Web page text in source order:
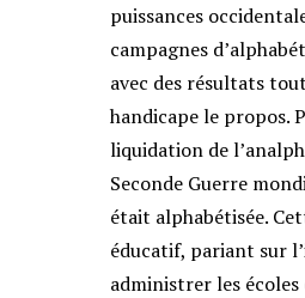
puissances
campagnes
avec des résultats
handicape le propos.
liquidation de
Seconde Guerre
était alphabétisée.
éducatif, pariant sur
administrer les